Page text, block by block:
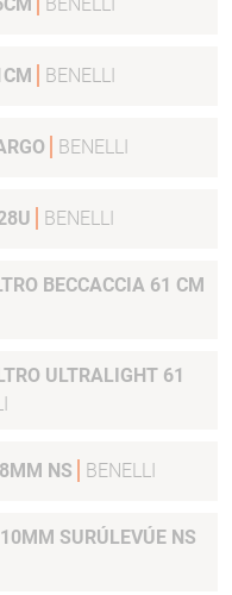
BENELLI
BENELLI
BENELLI
BENELLI
BECCACCIA 61 CM
ULTRALIGHT 61
NS BENELLI
SURÚLEVÚE NS